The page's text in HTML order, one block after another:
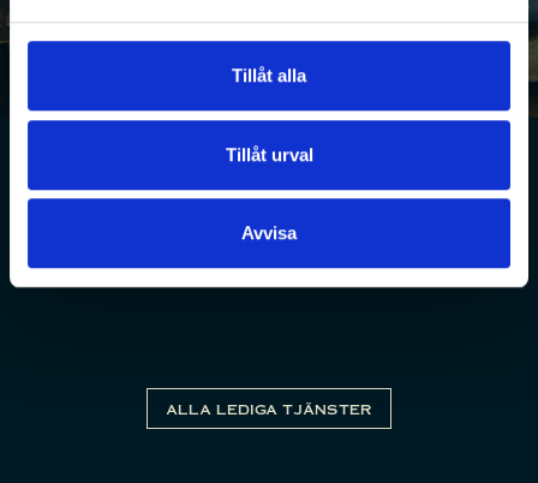
Tillåt alla
Tillåt urval
Avvisa
ALLA LEDIGA TJÄNSTER